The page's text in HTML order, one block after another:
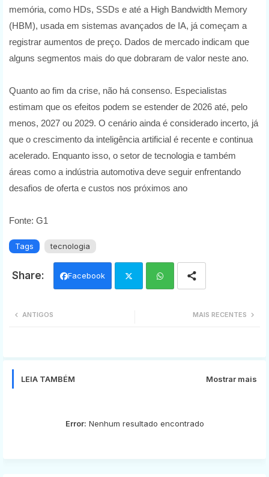
memória, como HDs, SSDs e até a High Bandwidth Memory
(HBM), usada em sistemas avançados de IA, já começam a
registrar aumentos de preço. Dados de mercado indicam que
alguns segmentos mais do que dobraram de valor neste ano.
Quanto ao fim da crise, não há consenso. Especialistas
estimam que os efeitos podem se estender de 2026 até, pelo
menos, 2027 ou 2029. O cenário ainda é considerado incerto, já
que o crescimento da inteligência artificial é recente e continua
acelerado. Enquanto isso, o setor de tecnologia e também
áreas como a indústria automotiva deve seguir enfrentando
desafios de oferta e custos nos próximos ano
Fonte: G1
Tags tecnologia
Facebook
MAIS RECENTES
ANTIGOS
LEIA TAMBÉM Mostrar mais
Error: Nenhum resultado encontrado